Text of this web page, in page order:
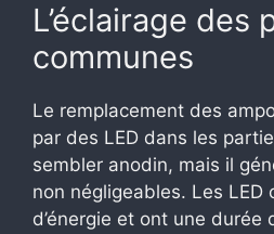
L’éclairage des
communes
Le remplacement des
par des LED dans les
sembler anodin, mais il
non négligeables. Les LED
d’énergie et ont une durée